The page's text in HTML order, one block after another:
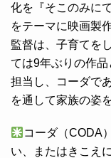
化を『そこのみに
をテーマに映画製
監督は、子育てを
ては9年ぶりの作
担当し、コーダで
を通して家族の姿
コーダ（CODA
い、またはきこえ